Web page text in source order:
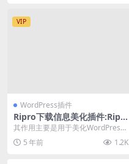
VIP
WordPress插件
Ripro下载信息美化插件:Ripr
odl 2.0
其作用主要是用于美化WordPress
主题Ri Pro，这款虚拟资源下载主题
的美...5 年前 1.2K